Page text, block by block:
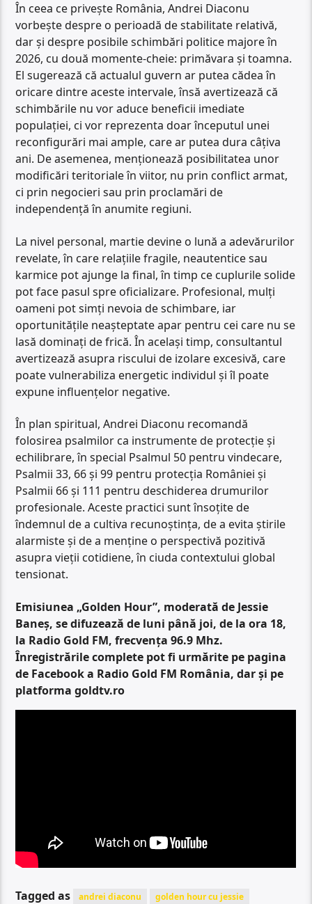
În ceea ce privește România, Andrei Diaconu
vorbește despre o perioadă de stabilitate relativă,
dar și despre posibile schimbări politice majore în
2026, cu două momente-cheie: primăvara și toamna.
El sugerează că actualul guvern ar putea cădea în
oricare dintre aceste intervale, însă avertizează că
schimbările nu vor aduce beneficii imediate
populației, ci vor reprezenta doar începutul unei
reconfigurări mai ample, care ar putea dura câțiva
ani. De asemenea, menționează posibilitatea unor
modificări teritoriale în viitor, nu prin conflict armat,
ci prin negocieri sau prin proclamări de
independență în anumite regiuni.
La nivel personal, martie devine o lună a adevărurilor
revelate, în care relațiile fragile, neautentice sau
karmice pot ajunge la final, în timp ce cuplurile solide
pot face pasul spre oficializare. Profesional, mulți
oameni pot simți nevoia de schimbare, iar
oportunitățile neașteptate apar pentru cei care nu se
lasă dominați de frică. În același timp, consultantul
avertizează asupra riscului de izolare excesivă, care
poate vulnerabiliza energetic individul și îl poate
expune influențelor negative.
În plan spiritual, Andrei Diaconu recomandă
folosirea psalmilor ca instrumente de protecție și
echilibrare, în special Psalmul 50 pentru vindecare,
Psalmii 33, 66 și 99 pentru protecția României și
Psalmii 66 și 111 pentru deschiderea drumurilor
profesionale. Aceste practici sunt însoțite de
îndemnul de a cultiva recunoștința, de a evita știrile
alarmiste și de a menține o perspectivă pozitivă
asupra vieții cotidiene, în ciuda contextului global
tensionat.
Emisiunea „Golden Hour”, moderată de Jessie
Baneș, se difuzează de luni până joi, de la ora 18,
la Radio Gold FM, frecvența 96.9 Mhz.
Înregistrările complete pot fi urmărite pe pagina
de Facebook a Radio Gold FM România, dar și pe
platforma goldtv.ro
Tagged as andrei diaconu
golden hour cu jessie